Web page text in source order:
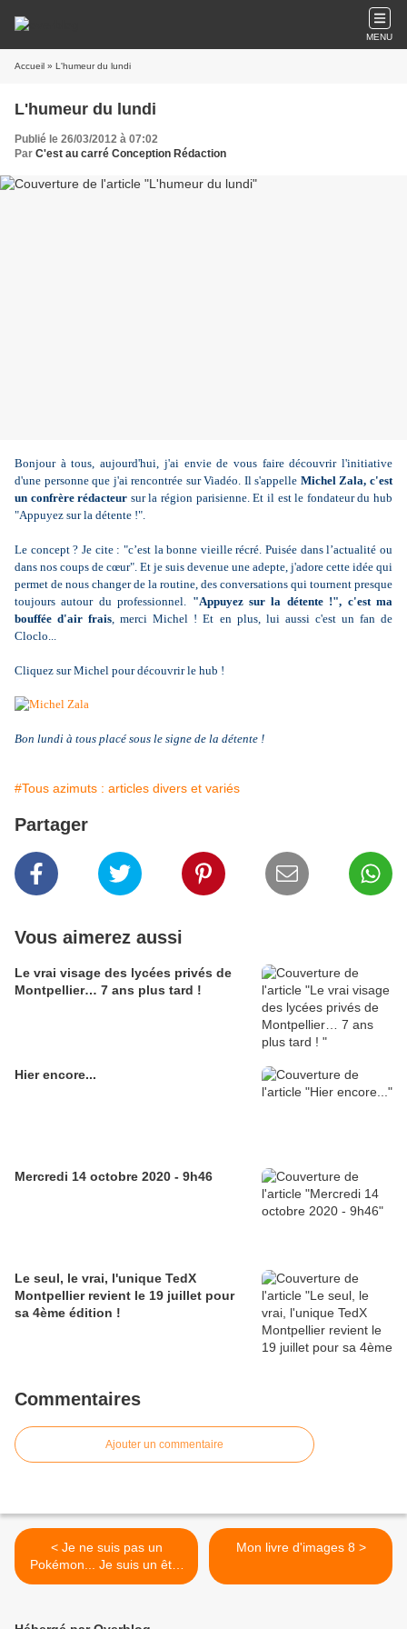
MENU
Accueil » L'humeur du lundi
L'humeur du lundi
Publié le 26/03/2012 à 07:02
Par C'est au carré Conception Rédaction
Bonjour à tous, aujourd'hui, j'ai envie de vous faire découvrir l'initiative
d'une personne que j'ai rencontrée sur Viadéo. Il s'appelle Michel Zala, c'est
un confrère rédacteur sur la région parisienne. Et il est le fondateur du hub
"Appuyez sur la détente !".
Le concept ? Je cite : "c’est la bonne vieille récré. Puisée dans l’actualité ou
dans nos coups de cœur". Et je suis devenue une adepte, j'adore cette idée qui
permet de nous changer de la routine, des conversations qui tournent presque
toujours autour du professionnel. "Appuyez sur la détente !", c'est ma
bouffée d'air frais, merci Michel ! Et en plus, lui aussi c'est un fan de
Cloclo...
Cliquez sur Michel pour découvrir le hub !
Bon lundi à tous placé sous le signe de la détente !
#Tous azimuts : articles divers et variés
Partager
Vous aimerez aussi
Le vrai visage des lycées privés de
Montpellier… 7 ans plus tard !
Hier encore...
Mercredi 14 octobre 2020 - 9h46
Le seul, le vrai, l'unique TedX
Montpellier revient le 19 juillet pour
sa 4ème édition !
Commentaires
Ajouter un commentaire
< Je ne suis pas un
Pokémon... Je suis un être
humain !
Mon livre d'images 8 >